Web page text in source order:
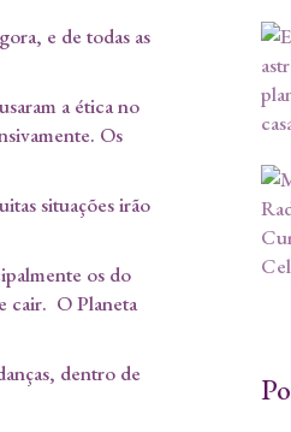
e de todas as
a ética no
Os
situações irão
os do
cair. O Planeta
dentro de